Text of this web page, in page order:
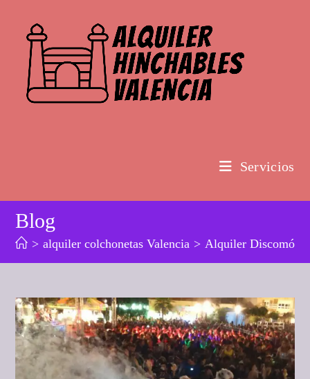
contenido
Servicios
Blog
> alquiler colchonetas Valencia > Alquiler